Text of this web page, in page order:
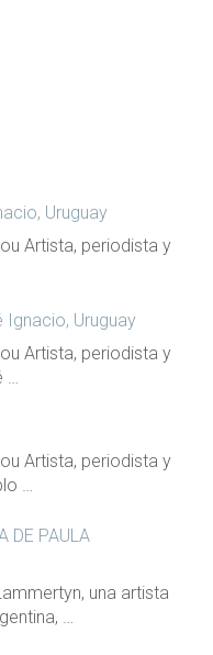
Uruguay
Artista, periodista y
Uruguay
Artista, periodista y
…
Artista, periodista y
…
DE PAULA
una artista
…